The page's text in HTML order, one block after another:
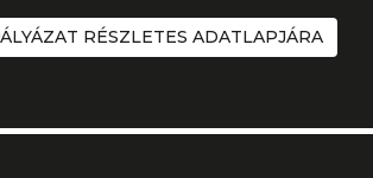
RÉSZLETES ADATLAPJÁRA